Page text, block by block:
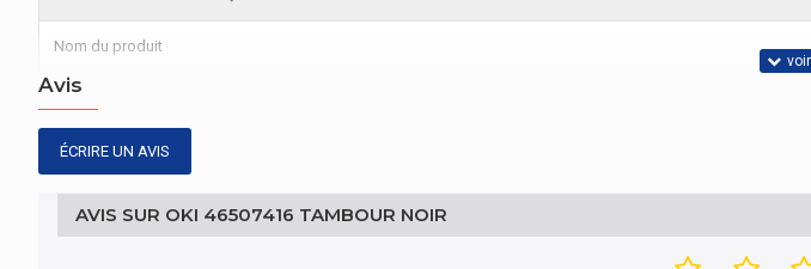
Nom du produit
Avis
ÉCRIRE UN AVIS
AVIS SUR OKI 46507416 TAMBOUR NOIR